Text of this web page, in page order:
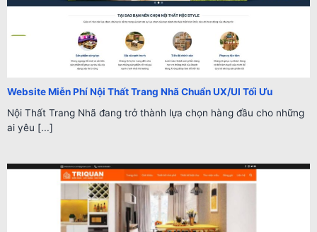
Website Miễn Phí Nội Thất Trang Nhã Chuẩn UX/UI Tối Ưu
Nội Thất Trang Nhã đang trở thành lựa chọn hàng đầu cho những
ai yêu [...]